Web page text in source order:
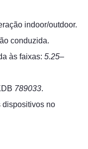
indoor/outdoor.
conduzida.
às faixas: 5.25–
789033.
dispositivos no